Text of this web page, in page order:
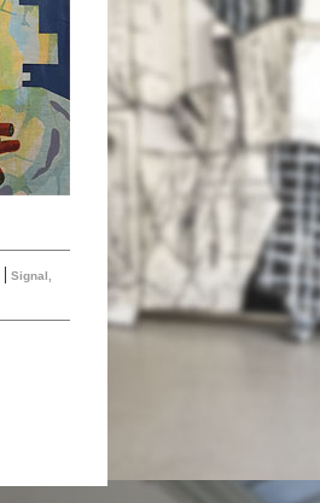
| Signal,